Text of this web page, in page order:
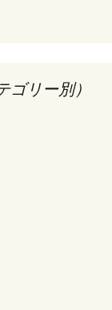
リー別）